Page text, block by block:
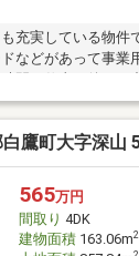
充実している物件
などがあって事業
ラオケ設備もあっ
！
鷹町大字深山
565万円
間取り 4DK
建物面積163.06m2